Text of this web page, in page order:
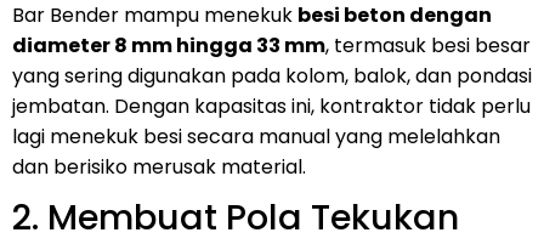
Bar Bender mampu menekuk besi beton dengan
diameter 8 mm hingga 33 mm, termasuk besi besar
yang sering digunakan pada kolom, balok, dan pondasi
jembatan. Dengan kapasitas ini, kontraktor tidak perlu
lagi menekuk besi secara manual yang melelahkan
dan berisiko merusak material.
2. Membuat Pola Tekukan